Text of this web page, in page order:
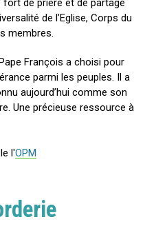
fort de prière et de partage
de l’Eglise, Corps du
membres.
François a choisi pour
parmi les peuples. Il a
aujourd’hui comme son
Une précieuse ressource à
l'OPM